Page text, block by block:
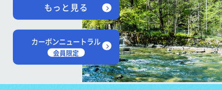
もっと見る
カーボンニュートラル
会員限定